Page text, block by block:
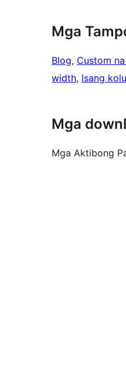
Mga
Blog, Custom
width, Isang
Mga
Mga Aktibong